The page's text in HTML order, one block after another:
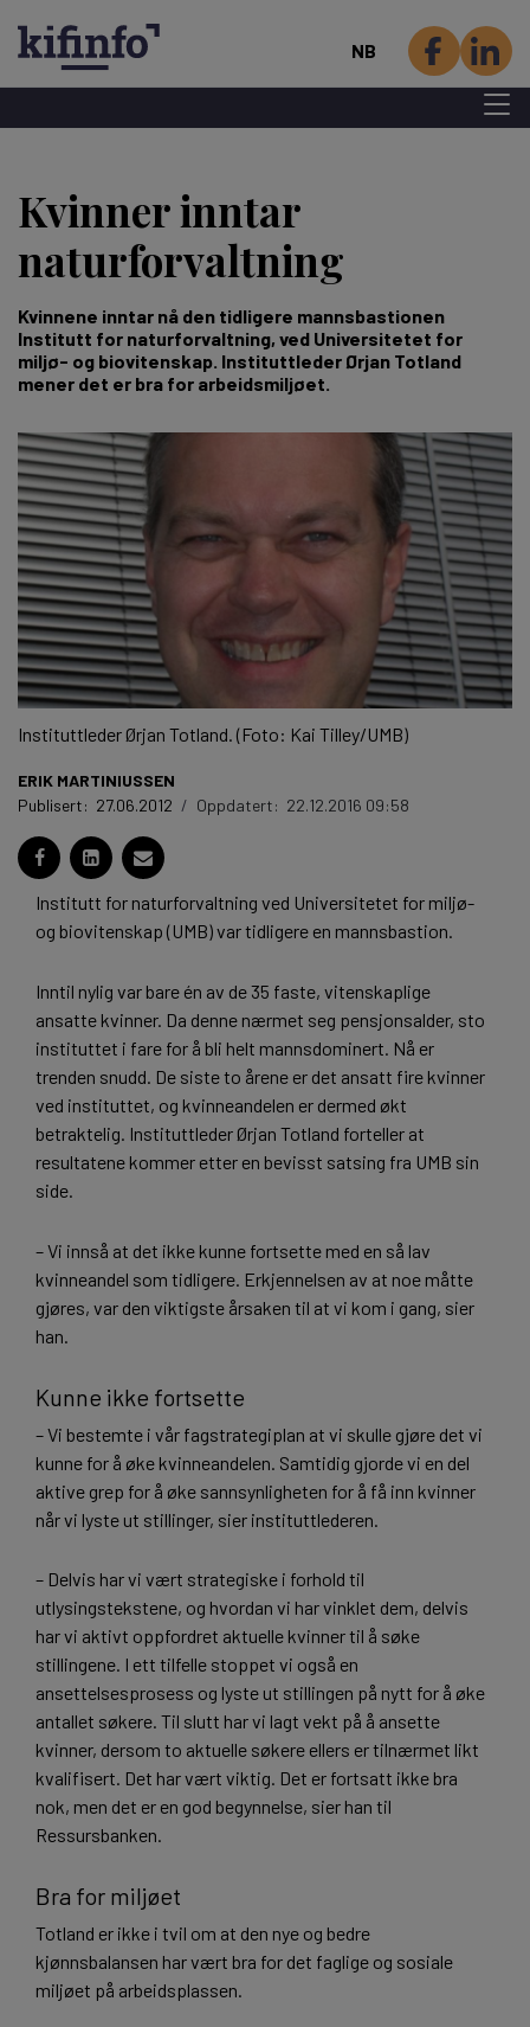
hovedinnhold
NB
Menu
Kvinner inntar
naturforvaltning
Kvinnene inntar nå den tidligere mannsbastionen
Institutt for naturforvaltning, ved Universitetet for
miljø- og biovitenskap. Instituttleder Ørjan Totland
mener det er bra for arbeidsmiljøet.
Instituttleder Ørjan Totland. (Foto: Kai Tilley/UMB)
ERIK MARTINIUSSEN
Publisert: 27.06.2012 / Oppdatert: 22.12.2016 09:58
Institutt for naturforvaltning ved Universitetet for miljø-
og biovitenskap (UMB) var tidligere en mannsbastion.
Inntil nylig var bare én av de 35 faste, vitenskaplige
ansatte kvinner. Da denne nærmet seg pensjonsalder, sto
instituttet i fare for å bli helt mannsdominert. Nå er
trenden snudd. De siste to årene er det ansatt fire kvinner
ved instituttet, og kvinneandelen er dermed økt
betraktelig. Instituttleder Ørjan Totland forteller at
resultatene kommer etter en bevisst satsing fra UMB sin
side.
– Vi innså at det ikke kunne fortsette med en så lav
kvinneandel som tidligere. Erkjennelsen av at noe måtte
gjøres, var den viktigste årsaken til at vi kom i gang, sier
han.
Kunne ikke fortsette
– Vi bestemte i vår fagstrategiplan at vi skulle gjøre det vi
kunne for å øke kvinneandelen. Samtidig gjorde vi en del
aktive grep for å øke sannsynligheten for å få inn kvinner
når vi lyste ut stillinger, sier instituttlederen.
– Delvis har vi vært strategiske i forhold til
utlysingstekstene, og hvordan vi har vinklet dem, delvis
har vi aktivt oppfordret aktuelle kvinner til å søke
stillingene. I ett tilfelle stoppet vi også en
ansettelsesprosess og lyste ut stillingen på nytt for å øke
antallet søkere. Til slutt har vi lagt vekt på å ansette
kvinner, dersom to aktuelle søkere ellers er tilnærmet likt
kvalifisert. Det har vært viktig. Det er fortsatt ikke bra
nok, men det er en god begynnelse, sier han til
Ressursbanken.
Bra for miljøet
Totland er ikke i tvil om at den nye og bedre
kjønnsbalansen har vært bra for det faglige og sosiale
miljøet på arbeidsplassen.